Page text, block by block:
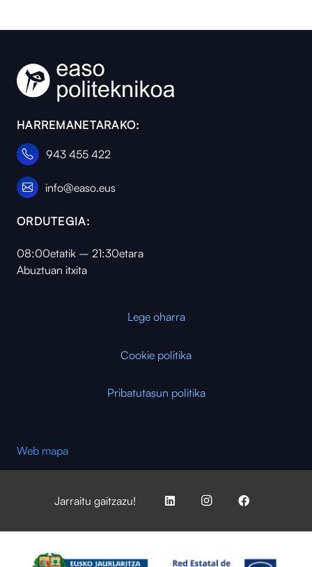
HARREMANETARAKO:
943 455 422
info@easo.eus
ORDUTEGIA:
08:00etatik – 21:30etara
Abuztuan itxita
Lege oharra
Cookie politika
Pribatutasun politika
Web mapa
Jarraitu gaitzazu!